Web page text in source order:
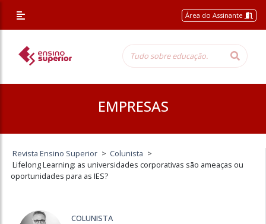
Área do Assinante
EMPRESAS
Revista Ensino Superior > Colunista >
Lifelong Learning: as universidades corporativas são ameaças ou
oportunidades para as IES?
COLUNISTA